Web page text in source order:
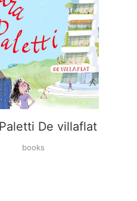
De villaflat
books